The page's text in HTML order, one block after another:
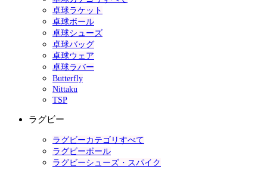
卓球ラケット
卓球ボール
卓球シューズ
卓球バッグ
卓球ウェア
卓球ラバー
Butterfly
Nittaku
TSP
ラグビー
ラグビーカテゴリすべて
ラグビーボール
ラグビーシューズ・スパイク